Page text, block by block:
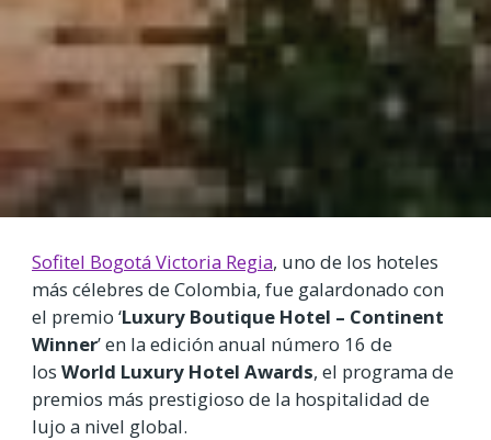
Sofitel Bogotá Victoria Regia, uno de los hoteles
más célebres de Colombia, fue galardonado con
el premio ‘Luxury Boutique Hotel – Continent
Winner’ en la edición anual número 16 de
los World Luxury Hotel Awards, el programa de
premios más prestigioso de la hospitalidad de
lujo a nivel global.